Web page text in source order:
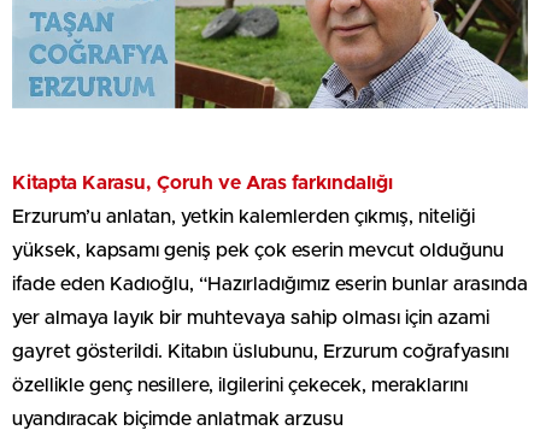
Kitapta Karasu, Çoruh ve Aras farkındalığı
Erzurum’u anlatan, yetkin kalemlerden çıkmış, niteliği
yüksek, kapsamı geniş pek çok eserin mevcut olduğunu
ifade eden Kadıoğlu, “Hazırladığımız eserin bunlar arasında
yer almaya layık bir muhtevaya sahip olması için azami
gayret gösterildi. Kitabın üslubunu, Erzurum coğrafyasını
özellikle genç nesillere, ilgilerini çekecek, meraklarını
uyandıracak biçimde anlatmak arzusu